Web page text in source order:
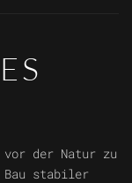
vor der Natur zu
Bau stabiler